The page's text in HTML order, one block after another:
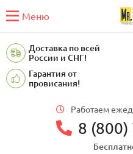
Меню
Доставка по всей
России и СНГ!
Гарантия от
провисания!
Работаем
8